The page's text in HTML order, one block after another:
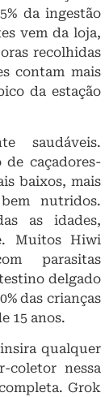
da ingestão
vem da loja,
recolhidas
contam mais
da estação
saudáveis.
caçadores-
baixos, mais
nutridos.
as idades,
Muitos Hiwi
parasitas
delgado
das crianças
15 anos.
qualquer
coletor nessa
Grok